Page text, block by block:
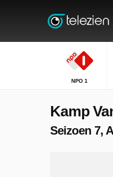
NPO 1
Kamp
Seizoen 7,